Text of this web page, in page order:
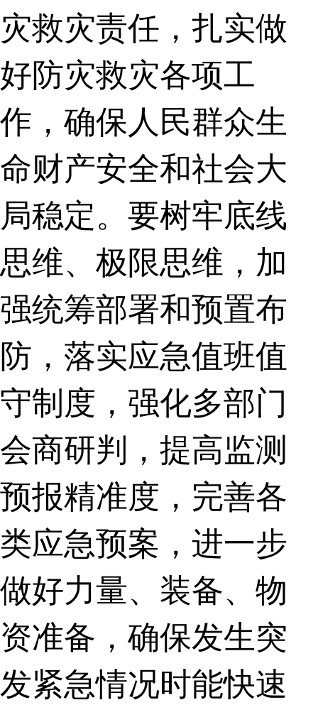
灾救灾责任，扎实做
好防灾救灾各项工
作，确保人民群众生
命财产安全和社会大
局稳定。要树牢底线
思维、极限思维，加
强统筹部署和预置布
防，落实应急值班值
守制度，强化多部门
会商研判，提高监测
预报精准度，完善各
类应急预案，进一步
做好力量、装备、物
资准备，确保发生突
发紧急情况时能快速